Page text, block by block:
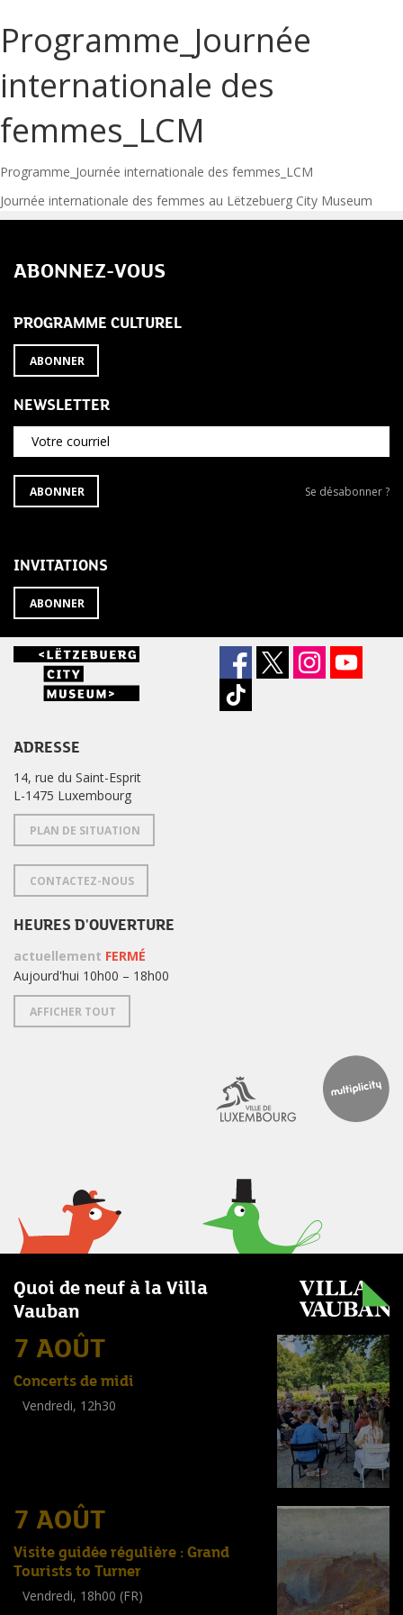
Programme_Journée
internationale des
femmes_LCM
Programme_Journée internationale des femmes_LCM
Navigation
l’article
Journée internationale des femmes au Lëtzebuerg City Museum
ABONNEZ-VOUS
PROGRAMME CULTUREL
ABONNER
NEWSLETTER
Votre courriel
S'ABONNER
À
ABONNER
Se
Se désabonner ?
INVITATIONS
ABONNER
ADRESSE
14, rue du Saint-Esprit
L-1475 Luxembourg
PLAN DE SITUATION
CONTACTEZ-NOUS
HEURES D'OUVERTURE
actuellement FERMÉ
Aujourd'hui 10h00 – 18h00
AFFICHER TOUT
Quoi de neuf à la Villa
Vauban
7 AOÛT
Concerts de midi
Vendredi, 12h30
7 AOÛT
Visite guidée régulière : Grand
Tourists to Turner
Vendredi, 18h00 (FR)